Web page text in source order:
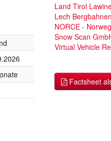
Land Tirol
Lech
NORCE -
Snow Scan
Virtual Vehicle
Factsheet